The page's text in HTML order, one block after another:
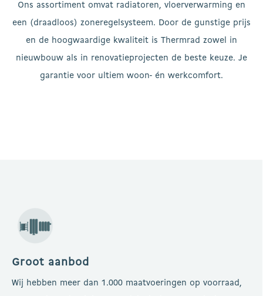
Ons assortiment omvat radiatoren, vloerverwarming en
een (draadloos) zoneregelsysteem. Door de gunstige prijs
en de hoogwaardige kwaliteit is Thermrad zowel in
nieuwbouw als in renovatieprojecten de beste keuze. Je
garantie voor ultiem woon- én werkcomfort.
Groot aanbod
Wij hebben meer dan 1.000 maatvoeringen op voorraad,